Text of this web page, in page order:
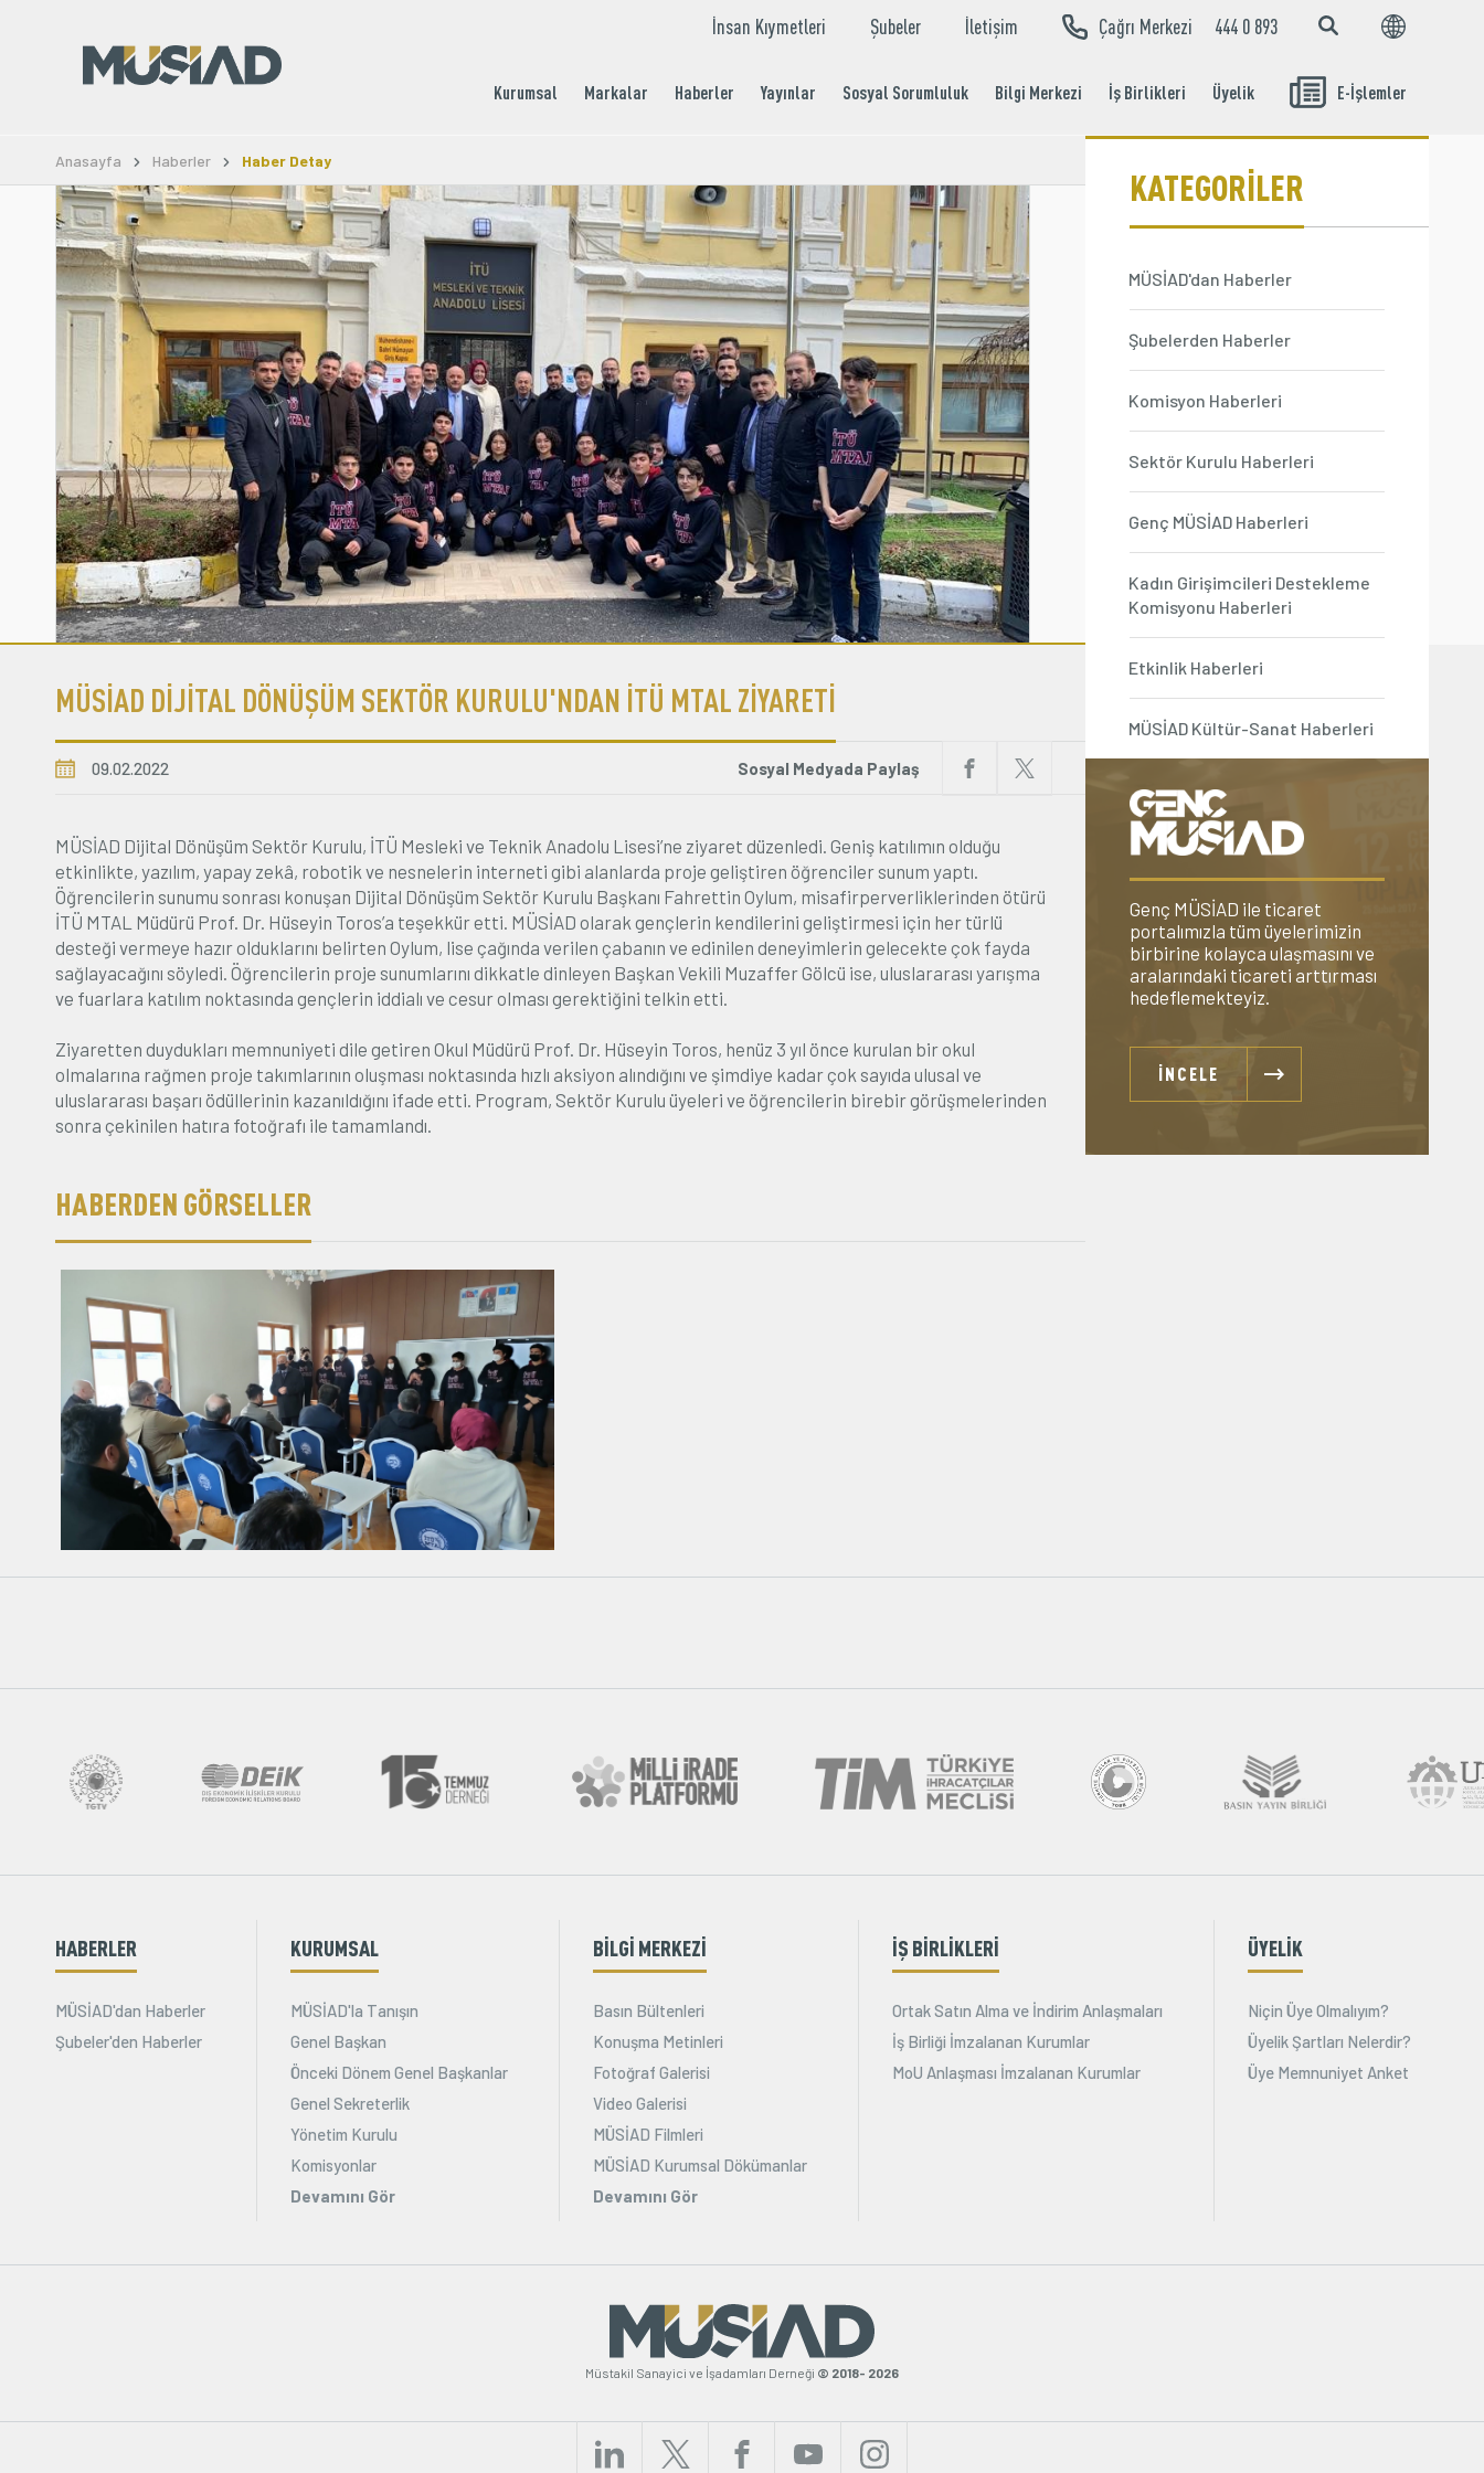
İnsan Kıymetleri Şubeler İletişim Çağrı Merkezi 444 0 893
Kurumsal Markalar Haberler Yayınlar Sosyal Sorumluluk Bilgi Merkezi İş Birlikleri Üyelik E-İşlemler
Aidat Ödeme
Anasayfa Haberler Haber Detay
KATEGORİLER
MÜSİAD'dan Haberler
Şubelerden Haberler
Komisyon Haberleri
Sektör Kurulu Haberleri
Genç MÜSİAD Haberleri
Kadın Girişimcileri Destekleme
Komisyonu Haberleri
Etkinlik Haberleri
MÜSİAD Kültür-Sanat Haberleri
MÜSİAD DİJİTAL DÖNÜŞÜM SEKTÖR KURULU'NDAN İTÜ MTAL ZİYARETİ
09.02.2022 Sosyal Medyada Paylaş
MÜSİAD Dijital Dönüşüm Sektör Kurulu, İTÜ Mesleki ve Teknik Anadolu Lisesi’ne ziyaret düzenledi. Geniş katılımın olduğu
etkinlikte, yazılım, yapay zekâ, robotik ve nesnelerin interneti gibi alanlarda proje geliştiren öğrenciler sunum yaptı.
Öğrencilerin sunumu sonrası konuşan Dijital Dönüşüm Sektör Kurulu Başkanı Fahrettin Oylum, misafirperverliklerinden ötürü
İTÜ MTAL Müdürü Prof. Dr. Hüseyin Toros’a teşekkür etti. MÜSİAD olarak gençlerin kendilerini geliştirmesi için her türlü
desteği vermeye hazır olduklarını belirten Oylum, lise çağında verilen çabanın ve edinilen deneyimlerin gelecekte çok fayda
sağlayacağını söyledi. Öğrencilerin proje sunumlarını dikkatle dinleyen Başkan Vekili Muzaffer Gölcü ise, uluslararası yarışma
ve fuarlara katılım noktasında gençlerin iddialı ve cesur olması gerektiğini telkin etti.
Ziyaretten duydukları memnuniyeti dile getiren Okul Müdürü Prof. Dr. Hüseyin Toros, henüz 3 yıl önce kurulan bir okul
olmalarına rağmen proje takımlarının oluşması noktasında hızlı aksiyon alındığını ve şimdiye kadar çok sayıda ulusal ve
uluslararası başarı ödüllerinin kazanıldığını ifade etti. Program, Sektör Kurulu üyeleri ve öğrencilerin birebir görüşmelerinden
sonra çekinilen hatıra fotoğrafı ile tamamlandı.
Genç MÜSİAD ile ticaret
portalımızla tüm üyelerimizin
birbirine kolayca ulaşmasını ve
aralarındaki ticareti arttırması
hedeflemekteyiz.
İNCELE
HABERDEN GÖRSELLER
HABERLER
MÜSİAD'dan Haberler
Şubeler'den Haberler
KURUMSAL
MÜSİAD'la Tanışın
Genel Başkan
Önceki Dönem Genel Başkanlar
Genel Sekreterlik
Yönetim Kurulu
Komisyonlar
Devamını Gör
BİLGİ MERKEZİ
Basın Bültenleri
Konuşma Metinleri
Fotoğraf Galerisi
Video Galerisi
MÜSİAD Filmleri
MÜSİAD Kurumsal Dökümanlar
Devamını Gör
İŞ BİRLİKLERİ
Ortak Satın Alma ve İndirim Anlaşmaları
İş Birliği İmzalanan Kurumlar
MoU Anlaşması İmzalanan Kurumlar
ÜYELİK
Niçin Üye Olmalıyım?
Üyelik Şartları Nelerdir?
Üye Memnuniyet Anket
Müstakil Sanayici ve İşadamları Derneği © 2018- 2026